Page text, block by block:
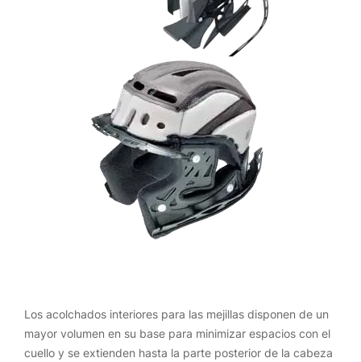
Los acolchados interiores para las mejillas disponen de un
mayor volumen en su base para minimizar espacios con el
cuello y se extienden hasta la parte posterior de la cabeza